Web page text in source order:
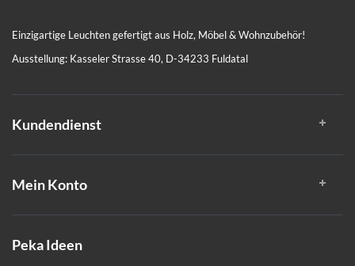
Einzigartige Leuchten gefertigt aus Holz, Möbel & Wohnzubehör!
Ausstellung: Kasseler Strasse 40, D-34233 Fuldatal
Kundendienst
Mein Konto
Peka Ideen